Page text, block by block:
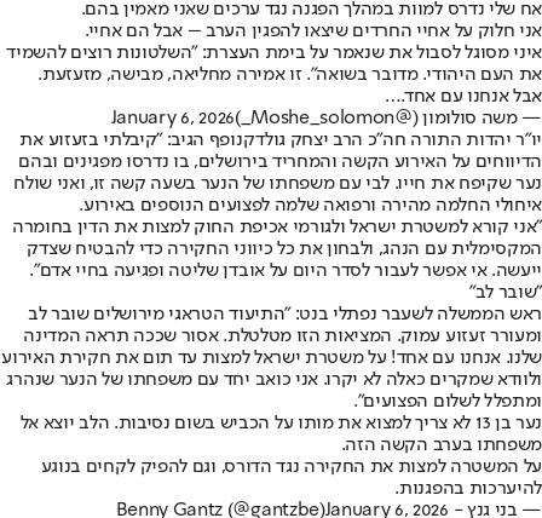
אח שלי נדרס למוות במהלך הפגנה נגד ערכים שאני מאמין בהם.
אני חלוק על אחיי החרדים שיצאו להפגין הערב – אבל הם אחיי.
איני מסוגל לסבול את שנאמר על בימת העצרת: "השלטונות רוצים להשמיד
את העם היהודי. מדובר בשואה". זו אמירה מחליאה, מבישה, מזעזעת.
אבל אנחנו עם אחד.…
— משה סולומון (@Moshe_solomon_)
January 6, 2026
יו"ר יהדות התורה חה"כ הרב יצחק גולדקנופף הגיב: "קיבלתי בזעזוע את
הדיווחים על האירוע הקשה והמחריד בירושלים, בו נדרסו מפגינים ובהם
נער שקיפח את חייו. לבי עם משפחתו של הנער בשעה קשה זו, ואני שולח
איחולי החלמה מהירה ורפואה שלמה לפצועים הנוספים באירוע.
"אני קורא למשטרת ישראל ולגורמי אכיפת החוק למצות את הדין בחומרה
המקסימלית עם הנהג, ולבחון את כל כיווני החקירה כדי להבטיח שצדק
ייעשה. אי אפשר לעבור לסדר היום על אובדן שליטה ופגיעה בחיי אדם".
"שובר לב"
ראש הממשלה לשעבר נפתלי בנט: "התיעוד הטראגי מירושלים שובר לב
ומעורר זעזוע עמוק. המציאות הזו מטלטלת. אסור שככה תראה המדינה
שלנו. אנחנו עם אחד! על משטרת ישראל למצות עד תום את חקירת האירוע
ולוודא שמקרים כאלה לא יקרו. אני כואב יחד עם משפחתו של הנער שנהרג
ומתפלל לשלום הפצועים".
נער בן 13 לא צריך למצוא את מותו על הכביש בשום נסיבות. הלב יוצא אל
משפחתו בערב הקשה הזה.
על המשטרה למצות את החקירה נגד הדורס, וגם להפיק לקחים בנוגע
להיערכות בהפגנות.
— בני גנץ - Benny Gantz (@gantzbe) January 6, 2026